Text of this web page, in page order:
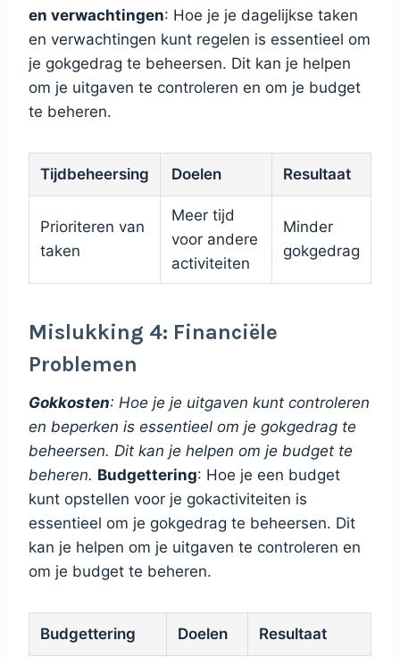
en verwachtingen: Hoe je je dagelijkse taken
en verwachtingen kunt regelen is essentieel om
je gokgedrag te beheersen. Dit kan je helpen
om je uitgaven te controleren en om je budget
te beheren.
Tijdbeheersing Doelen Resultaat
Prioriteren van
taken
Meer tijd
voor andere
activiteiten
Minder
gokgedrag
Mislukking 4: Financiële
Problemen
Gokkosten: Hoe je je uitgaven kunt controleren
en beperken is essentieel om je gokgedrag te
beheersen. Dit kan je helpen om je budget te
beheren. Budgettering: Hoe je een budget
kunt opstellen voor je gokactiviteiten is
essentieel om je gokgedrag te beheersen. Dit
kan je helpen om je uitgaven te controleren en
om je budget te beheren.
Budgettering Doelen Resultaat